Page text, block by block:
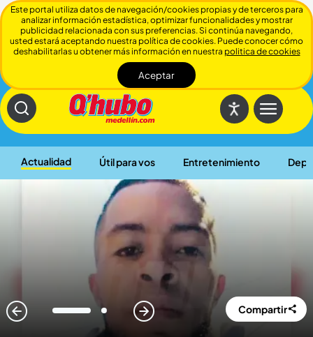
Actualidad Útil para vos Entretenimiento
Cerrar
1 2 Compartir
Este portal utiliza datos de navegación/cookies propias y de terceros para
analizar información estadística, optimizar funcionalidades y mostrar
publicidad relacionada con sus preferencias. Si continúa navegando,
usted estará aceptando nuestra política de cookies. Puede conocer cómo
deshabilitarlas u obtener más información en nuestra politica de cookies
Aceptar